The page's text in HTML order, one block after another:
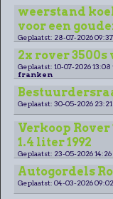
weerstand
voor een
Geplaatst: 28-07-2026
2x rover
Geplaatst: 10-07-2026 13:08
franken
Geplaatst: 30-05-2026 23:21
Verkoop
1.4 liter 1992
Geplaatst: 23-05-2026 14:26
Autogordels
Geplaatst: 04-03-2026